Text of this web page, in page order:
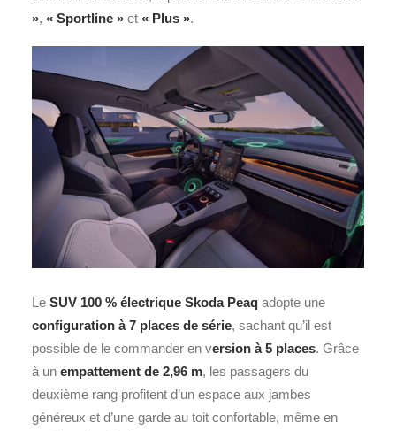
», « Sportline » et « Plus ».
Le SUV 100 % électrique Skoda Peaq adopte une
configuration à 7 places de série, sachant qu’il est
possible de le commander en version à 5 places. Grâce
à un empattement de 2,96 m, les passagers du
deuxième rang profitent d’un espace aux jambes
généreux et d’une garde au toit confortable, même en